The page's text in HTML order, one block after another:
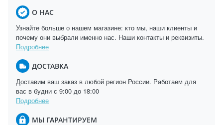
О НАС
Узнайте больше о нашем магазине: кто мы, наши клиенты и
почему они выбрали именно нас. Наши контакты и реквизиты.
Подробнее
ДОСТАВКА
Доставим ваш заказ в любой регион России. Работаем для
вас в будни с 9:00 до 18:00
Подробнее
МЫ ГАРАНТИРУЕМ